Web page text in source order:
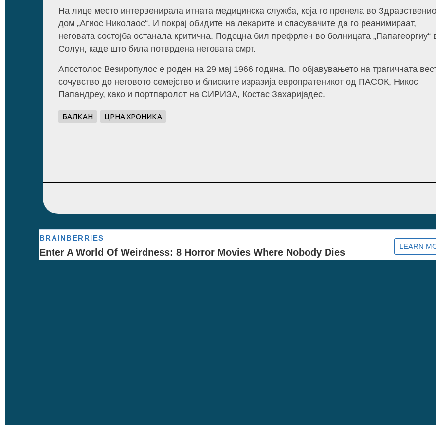
На лице место интервенирала итната медицинска служба, која го пренела во
дом „Агиос Николаос“. И покрај обидите на лекарите и спасувачите да го реанимираат,
неговата состојба останала критична. Подоцна бил префрлен во болницата „Папагеоргиу“
Солун, каде што била потврдена неговата смрт.
Апостолос Везиропулос е роден на 29 мај 1966 година. По објавувањето на трагичната
сочувство до неговото семејство и блиските изразија европратеникот од ПАСОК, Никос
Папандреу, како и портпаролот на СИРИЗА, Костас Захаријадес.
БАЛКАН ЦРНА ХРОНИКА